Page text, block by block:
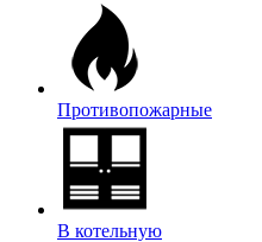
Противопожарные
В котельную